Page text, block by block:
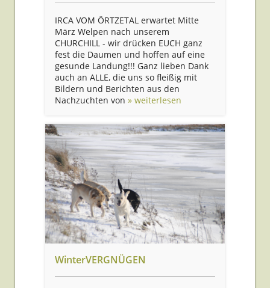
IRCA VOM ÖRTZETAL erwartet Mitte
März Welpen nach unserem
CHURCHILL - wir drücken EUCH ganz
fest die Daumen und hoffen auf eine
gesunde Landung!!! Ganz lieben Dank
auch an ALLE, die uns so fleißig mit
Bildern und Berichten aus den
Nachzuchten von » weiterlesen
WinterVERGNÜGEN